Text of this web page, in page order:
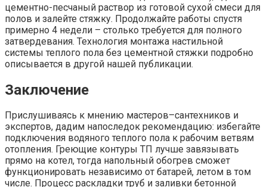
цементно-песчаный раствор из готовой сухой смеси для
полов и залейте стяжку. Продолжайте работы спустя
примерно 4 недели – столько требуется для полного
затвердевания. Технология монтажа настильной
системы теплого пола без цементной стяжки подробно
описывается в другой нашей публикации.
Заключение
Прислушиваясь к мнению мастеров–сантехников и
экспертов, дадим напоследок рекомендацию: избегайте
подключения водяного теплого пола к рабочим ветвям
отопления. Греющие контуры ТП лучше завязывать
прямо на котел, тогда напольный обогрев сможет
функционировать независимо от батарей, летом в том
числе. Процесс раскладки труб и заливки бетонной